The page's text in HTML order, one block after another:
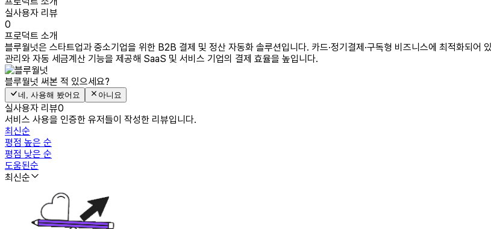
실사용자 리뷰
0
프로덕트 소개
블루월넛은 스타트업과 중소기업을 위한 B2B 결제 및 정산 자동화 솔루션입니다. 카드·정기결제·구독형 비즈니스에 최적화되
관리와 자동 세금계산 기능을 제공해 SaaS 및 서비스 기업의 결제 효율을 높입니다.
블루월넛 써본 적 있으세요?
네, 사용해 봤어요 아니요
실사용자 리뷰0
서비스 사용을 인증한 유저들이 작성한 리뷰입니다.
최신순
평점 높은 순
평점 낮은 순
도움된순
최신순